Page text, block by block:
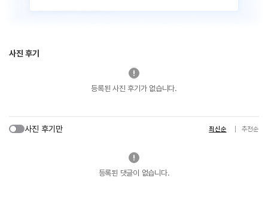
사진 후기
등록된 사진 후기가 없습니다.
사진 후기만 최신순 추천순
등록된 댓글이 없습니다.